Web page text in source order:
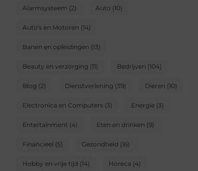
Alarmsysteem (2) Auto (10)
Auto's en Motoren (14)
Banen en opleidingen (13)
Beauty en verzorging (11) Bedrijven (104)
Blog (2) Dienstverlening (39) Dieren (10)
Electronica en Computers (3) Energie (3)
Entertainment (4) Eten en drinken (9)
Financieel (5) Gezondheid (16)
Hobby en vrije tijd (14) Horeca (4)